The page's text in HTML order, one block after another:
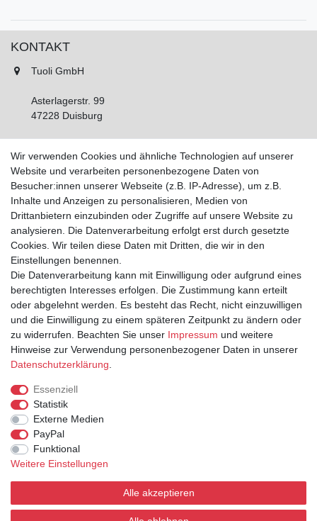
KONTAKT
Tuoli GmbH
Asterlagerstr. 99
47228 Duisburg
Fax: 02065 893452
Montag - Freitag, 11:00 - 16:00 Uhr
Samstags nach Vereinbarung!
IHR KONTO
Anmelden
Registrieren
INFORMATIONEN
Versand & Lieferung
Zahlarten
Kontakt
AGB
Datenschutz
Wir verwenden Cookies und ähnliche Technologien auf unserer
Website und verarbeiten personenbezogene Daten von
Besucher:innen unserer Webseite (z.B. IP-Adresse), um z.B.
Inhalte und Anzeigen zu personalisieren, Medien von
Drittanbietern einzubinden oder Zugriffe auf unsere Website zu
analysieren. Die Datenverarbeitung erfolgt erst durch gesetzte
Cookies. Wir teilen diese Daten mit Dritten, die wir in den
Einstellungen benennen.
Die Datenverarbeitung kann mit Einwilligung oder aufgrund eines
berechtigten Interesses erfolgen. Die Zustimmung kann erteilt
oder abgelehnt werden. Es besteht das Recht, nicht einzuwilligen
und die Einwilligung zu einem späteren Zeitpunkt zu ändern oder
zu widerrufen. Beachten Sie unser Impressum und weitere
Hinweise zur Verwendung personenbezogener Daten in unserer
Daten­schutz­erklärung
Essenziell
Statistik
Externe Medien
PayPal
Funktional
Weitere Einstellungen
Alle akzeptieren